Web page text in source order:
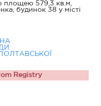
площею 579,3 кв.м,
будинок 38 у місті
Registry